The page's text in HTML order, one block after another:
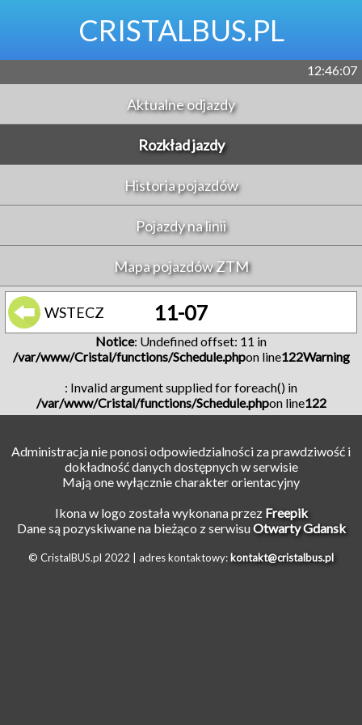
CRISTALBUS.PL
12:46:07
Aktualne odjazdy
Rozkład jazdy
Historia pojazdów
Pojazdy na linii
Mapa pojazdów ZTM
WSTECZ 11-07
Notice: Undefined offset: 11 in
/var/www/Cristal/functions/Schedule.phpon line122Warning
: Invalid argument supplied for foreach() in
/var/www/Cristal/functions/Schedule.phpon line122
Administracja nie ponosi odpowiedzialności za prawdziwość i
dokładność danych dostępnych w serwisie
Mają one wyłącznie charakter orientacyjny
Ikona w logo została wykonana przez Freepik
Dane są pozyskiwane na bieżąco z serwisuOtwarty Gdansk
© CristalBUS.pl 2022 | adres kontaktowy: kontakt@cristalbus.pl